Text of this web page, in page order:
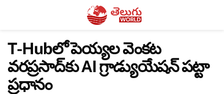
T-Hubలో పెయ్యల వెంకట
వరప్రసాద్‌కు AI గ్రాడ్యుయేషన్ పట్టా
ప్రధానం